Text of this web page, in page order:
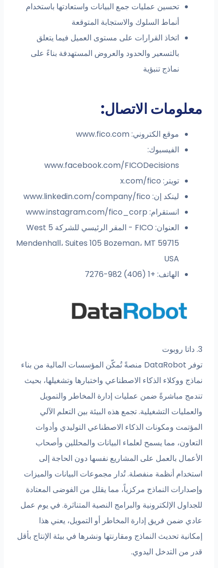
تحسين عمليات جمع البيانات واستعادتها باستخدام
أنماط السلوك والاستجابة المتوقعة
اتخاذ القرارات على مستوى العميل فيما يتعلق
بالتسعير والحدود والعروض المستهدفة بناءً على
نماذج تنبؤية
معلومات الاتصال:
موقع الكتروني: www.fico.com
الفيسبوك:
www.facebook.com/FICODecisions
تويتر: x.com/fico
لينكد إن: www.linkedin.com/company/fico
انستقرام: www.instagram.com/fico_corp
العنوان: FICO - المقر الرئيسي للشركة 5 West
Mendenhall، Suites 105 Bozeman، MT 59715
USA
الهاتف: +1 (406) 982-7276
3. داتا روبوت
توفر DataRobot منصةً تُمكّن المؤسسات المالية من بناء
نماذج ووكلاء الذكاء الاصطناعي واختبارها وتشغيلها، بحيث
تندمج مباشرةً ضمن عمليات إدارة المخاطر والتمويل
والعمليات التشغيلية. تجمع هذه البيئة بين التعلم الآلي
المؤتمت ومكونات الذكاء الاصطناعي التوليدي وأدوات
التعاون، مما يسمح لعلماء البيانات والمحللين وأصحاب
الأعمال بالعمل على المشاريع نفسها دون الحاجة إلى
استخدام أنظمة منفصلة. تُدار مجموعات البيانات والميزات
وإصدارات النماذج مركزياً، مما يقلل من الفوضى المعتادة
للجداول الإلكترونية والبرامج النصية المتناثرة. في يوم عمل
عادي ضمن فريق إدارة المخاطر أو التمويل، يعني هذا
إمكانية تحديث النماذج ومقارنتها ونشرها في بيئة الإنتاج بأقل
قدر من التدخل اليدوي.